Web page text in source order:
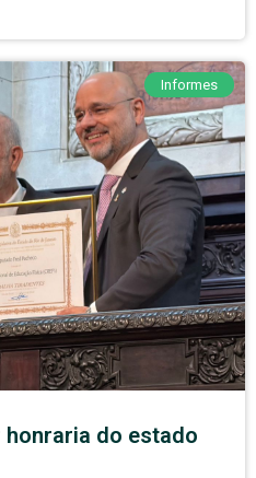
Informes
honraria do estado